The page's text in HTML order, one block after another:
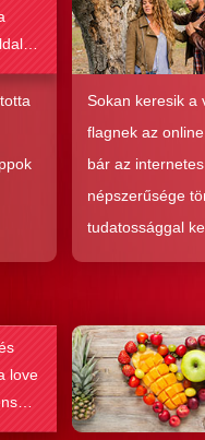
a
Sokan keresik a
flagnek az
bár az
népszerűsége
tudatossággal
ellenére ez a
hatékonyság,
felülmúlható.
love